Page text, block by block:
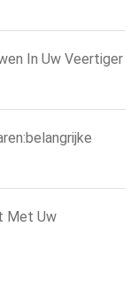
In Uw Veertiger
Met Uw